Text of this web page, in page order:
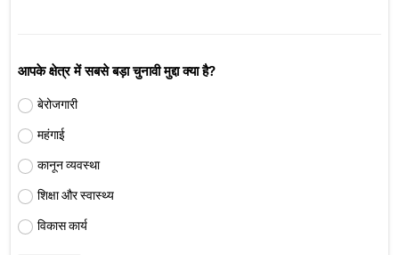
आपके क्षेत्र में सबसे बड़ा चुनावी मुद्दा क्या है?
बेरोजगारी
महंगाई
कानून व्यवस्था
शिक्षा और स्वास्थ्य
विकास कार्य